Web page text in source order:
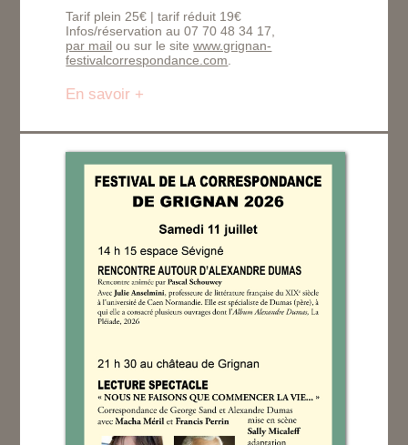
Tarif plein 25€ | tarif réduit 19€
Infos/réservation au 07 70 48 34 17,
par mail ou sur le sitewww.grignan-
festivalcorrespondance.com
En savoir +